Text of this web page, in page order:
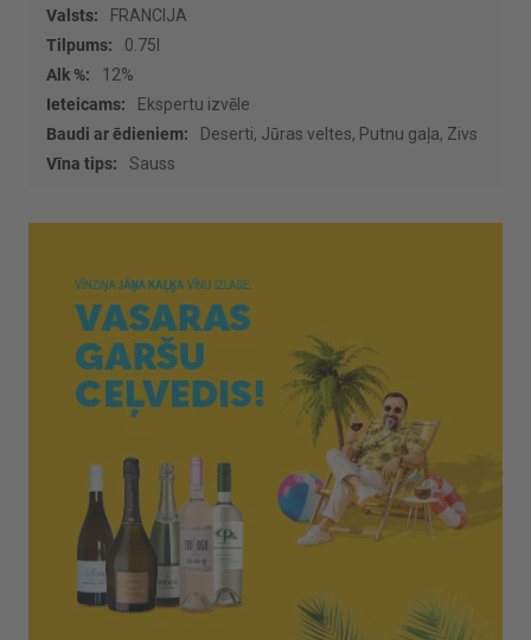
informācijasFRANCIJA
0.75l
12%
Ekspertu izvēle
Deserti, Jūras veltes, Putnu gaļa, Zivs
Sauss